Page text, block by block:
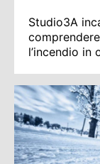
Studio3A
l’incendio in